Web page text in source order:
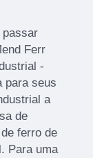
passar
Ferr
-
para seus
a
de
ferro de
Para uma